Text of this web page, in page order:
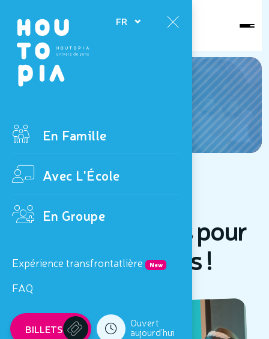
FR
En Famille
Avec L'École
En Groupe
Expérience transfrontatlière New
FAQ
BILLETS Ouvert
aujourd'hui
Ouvert
aujourd'hui
Portes-ouvertes pour
les enseignant-es !